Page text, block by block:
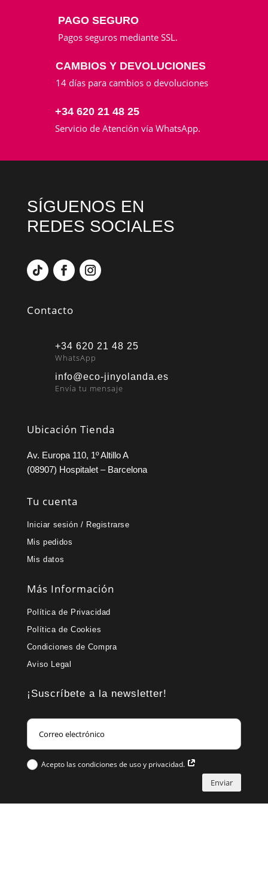
PAGO SEGURO
Pagos seguros mediante SSL.
CAMBIOS Y DEVOLUCIONES
14 días para cambios o devoluciones
+34 620 21 48 25
Servicio de Atención vía WhatsApp.
SÍGUENOS EN
REDES SOCIALES
Contacto
+34 620 21 48 25
WhatsApp
info@eco-jinyolanda.es
Envía tu mensaje
Ubicación Tienda
Av. Europa 110, 1º Altillo A
(08907) Hospitalet – Barcelona
Tu cuenta
Iniciar sesión / Registrarse
Mis pedidos
Mis datos
Más Información
Política de Privacidad
Política de Cookies
Condiciones de Compra
Aviso Legal
¡Suscríbete a la newsletter!
Acepto las condiciones de uso y privacidad.
Enviar